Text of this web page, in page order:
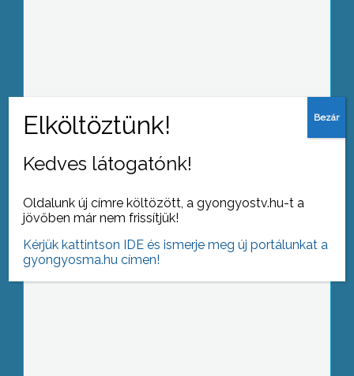
országos improvizációs fesztivált
Budapesten amatőr és diákszínjátszók
részvételével.
Kedves látogatónk!
Oldalunk új címre költözött, a gyongyostv.hu-t a
jövőben már nem frissítjük!
Kérjük kattintson IDE és ismerje meg új portálunkat a
gyongyosma.hu címen!